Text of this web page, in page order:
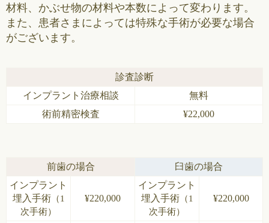
材料、かぶせ物の材料や本数によって変わります。
また、患者さまによっては特殊な手術が必要な場合
がございます。
診査診断
インプラント治療相談
無料
術前精密検査
¥22,000
前歯の場合
臼歯の場合
インプラント
埋入手術（1
次手術）
¥220,000
インプラント
埋入手術（1
次手術）
¥220,000